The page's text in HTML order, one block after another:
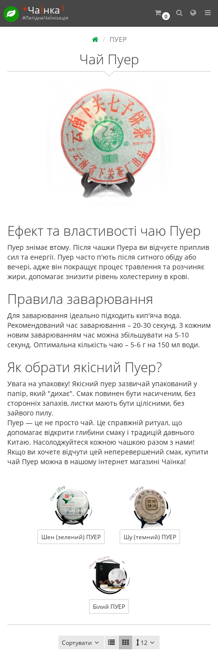
0
*ЧаЇнка:)
#ЛагіднаЧаЇнізація
ПУЕР
Чай Пуер
Ефект та властивості чаю Пуер
Пуер знімає втому. Після чашки Пуера ви відчуєте приплив
сил та енергії. Пуер часто п'ють після ситного обіду або
вечері, адже він покращує процес травлення та розчиняє
жири, допомагає знизити рівень холестерину в крові.
Правила заварювання
Для заварювання ідеально підходить кип'яча вода.
Рекомендований час заварювання – 20-30 секунд. З кожним
новим заварюванням час можна збільшувати на 5-10
секунд. Оптимальна кількість чаю – 5-6 г на 150 мл води.
Як обрати якісний Пуер?
Увага на упаковку! Якісний пуер зазвичай упакований у
папір, який "дихає". Смак повинен бути насиченим, без
сторонніх запахів, листки мають бути цілісними, без
зайвого пилу.
Пуер — це не просто чай. Це справжній ритуал, що
допомагає відкрити глибини смаку і традицій давнього
Китаю. Насолоджуйтеся кожною чашкою разом з нами!
Якщо ви хочете відчути цей неперевершений смак, купити
чай Пуер можна в нашому інтернет магазині Чаїнка!
Шен (зелений) ПУЕР Шу (темний) ПУЕР
Білий ПУЕР
Сортувати 12